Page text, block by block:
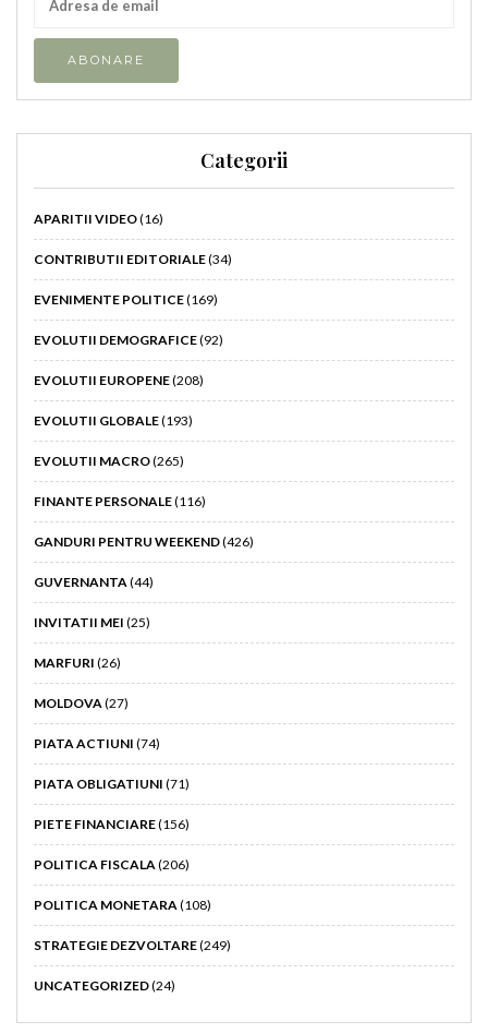
Categorii
APARITII VIDEO(16)
CONTRIBUTII EDITORIALE(34)
EVENIMENTE POLITICE(169)
EVOLUTII DEMOGRAFICE(92)
EVOLUTII EUROPENE(208)
EVOLUTII GLOBALE(193)
EVOLUTII MACRO(265)
FINANTE PERSONALE(116)
GANDURI PENTRU WEEKEND(426)
GUVERNANTA (44)
INVITATII MEI (25)
MARFURI (26)
MOLDOVA (27)
PIATA ACTIUNI (74)
PIATA OBLIGATIUNI (71)
PIETE FINANCIARE(156)
POLITICA FISCALA (206)
POLITICA MONETARA (108)
STRATEGIE DEZVOLTARE(249)
UNCATEGORIZED(24)